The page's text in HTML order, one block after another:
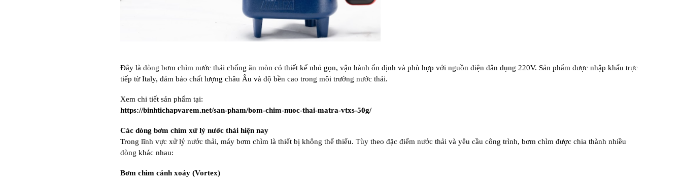
Đây là dòng bơm chìm nước thải chống ăn mòn có thiết kế nhỏ gọn, vận hành ổn định và phù hợp với nguồn điện dân dụng 220V. Sản phẩm được nhập khẩu trực
tiếp từ Italy, đảm bảo chất lượng châu Âu và độ bền cao trong môi trường nước thải.
Xem chi tiết sản phẩm tại:
https://binhtichapvarem.net/san-pham/bom-chim-nuoc-thai-matra-vtxs-50g/
Các dòng bơm chìm xử lý nước thải hiện nay
Trong lĩnh vực xử lý nước thải, máy bơm chìm là thiết bị không thể thiếu. Tùy theo đặc điểm nước thải và yêu cầu công trình, bơm chìm được chia thành nhiều
dòng khác nhau:
Bơm chìm cánh xoáy (Vortex)